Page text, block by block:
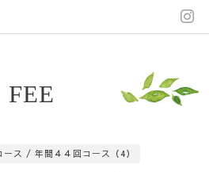
FEE
ス / 年間４４回コース（4）